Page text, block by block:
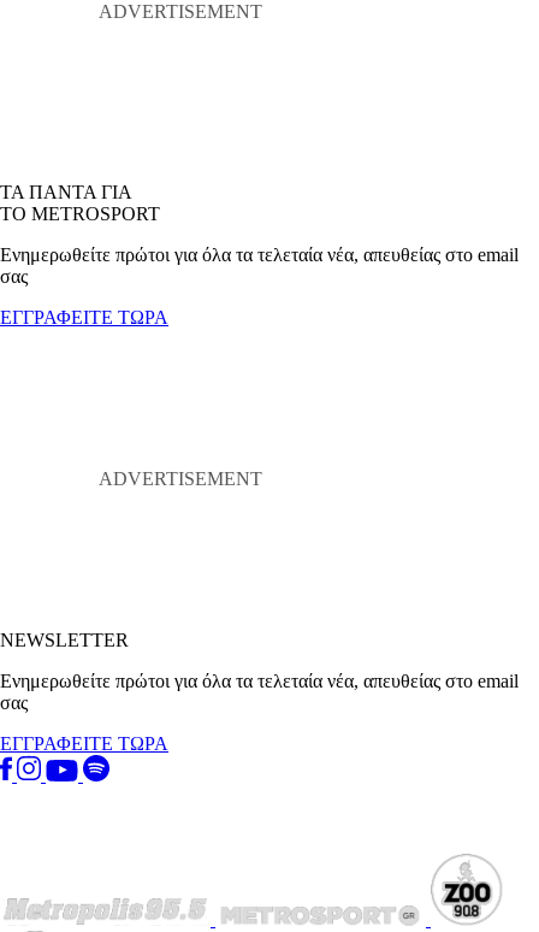
ΤΑ ΠΑΝΤΑ ΓΙΑ
ΤΟ METROSPORT
Ενημερωθείτε πρώτοι για όλα τα τελεταία νέα, απευθείας στο email
σας
ΕΓΓΡΑΦΕΙΤΕ ΤΩΡΑ
NEWSLETTER
Ενημερωθείτε πρώτοι για όλα τα τελεταία νέα, απευθείας στο email
σας
ΕΓΓΡΑΦΕΙΤΕ ΤΩΡΑ